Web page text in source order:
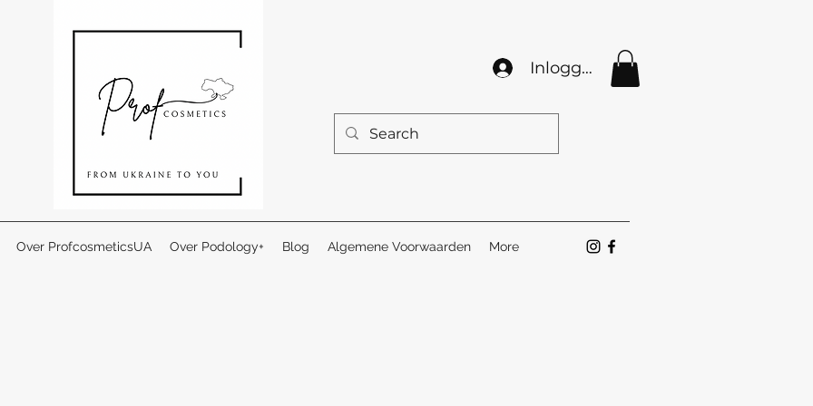
Inloggen
Over ProfcosmeticsUA Over Podology+ Blog Algemene Voorwaarden More